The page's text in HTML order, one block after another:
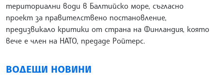
териториални води в Балтийско море, съгласно
проект за правителствено постановление,
предизвикало критики от страна на Финландия, която
вече е член на НАТО, предаде Ройтерс.
ВОДЕЩИ НОВИНИ